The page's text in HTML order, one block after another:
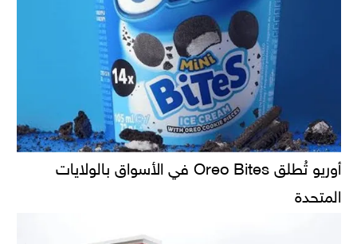
أوريو تُطلق Oreo Bites في الأسواق بالولايات
المتحدة